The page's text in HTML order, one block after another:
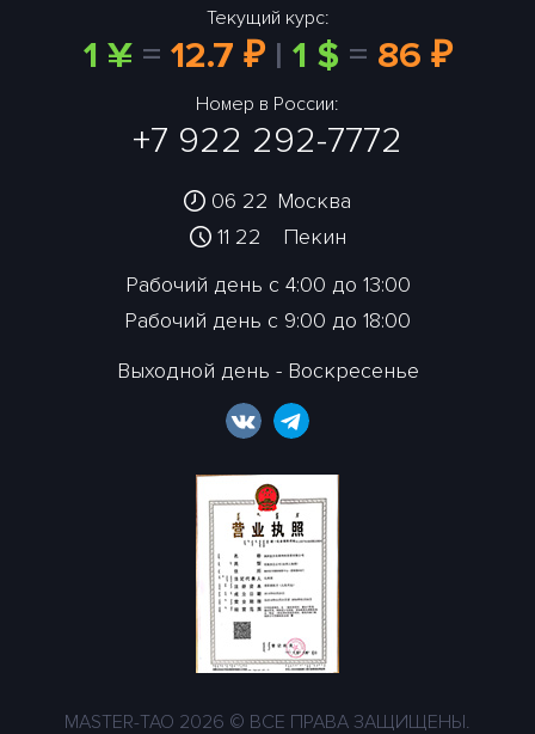
Текущий курс:
1 ¥= 12.7 ₽| 1 $ = 86 ₽
Номер в России:
+7 922 292-7772
06:23 Москва
11:23
Пекин
Рабочий день с 4:00 до 13:00
Рабочий день с 9:00 до 18:00
Выходной день - Воскресенье
MASTER-TAO 2026 © ВСЕ ПРАВА ЗАЩИЩЕНЫ.